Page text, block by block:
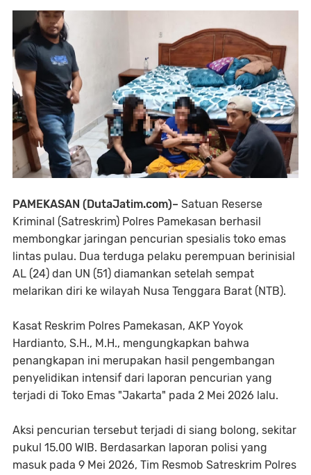
​PAMEKASAN (DutaJatim.com)– Satuan Reserse
Kriminal (Satreskrim) Polres Pamekasan berhasil
membongkar jaringan pencurian spesialis toko emas
lintas pulau. Dua terduga pelaku perempuan berinisial
AL (24) dan UN (51) diamankan setelah sempat
melarikan diri ke wilayah Nusa Tenggara Barat (NTB).
​Kasat Reskrim Polres Pamekasan, AKP Yoyok
Hardianto, S.H., M.H., mengungkapkan bahwa
penangkapan ini merupakan hasil pengembangan
penyelidikan intensif dari laporan pencurian yang
terjadi di Toko Emas "Jakarta" pada 2 Mei 2026 lalu.
​Aksi pencurian tersebut terjadi di siang bolong, sekitar
pukul 15.00 WIB. Berdasarkan laporan polisi yang
masuk pada 9 Mei 2026, Tim Resmob Satreskrim Polres